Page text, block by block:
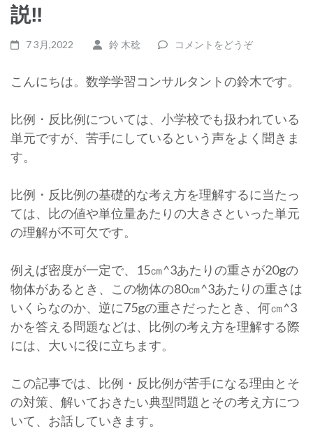
説‼
7 3月,2022 鈴 木稔 コメントをどうぞ
こんにちは。数学学習コンサルタントの鈴木です。
比例・反比例については、小学校でも扱われている
単元ですが、苦手にしているという声をよく聞きま
す。
比例・反比例の基礎的な考え方を理解するに当たっ
ては、比の値や単位量あたりの大きさといった単元
の理解が不可欠です。
例えば密度が一定で、15㎝^3あたりの重さが20gの
物体があるとき、この物体の80㎝^3あたりの重さは
いくらなのか、逆に75gの重さだったとき、何㎝^3
かを答える問題などは、比例の考え方を理解する際
には、大いに役に立ちます。
この記事では、比例・反比例が苦手になる理由とそ
の対策、解いておきたい典型問題とその考え方につ
いて、お話していきます。